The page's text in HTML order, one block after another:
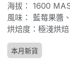
海拔： 1600
風味： 藍莓果醬
烘焙度：極淺烘
本月新貨